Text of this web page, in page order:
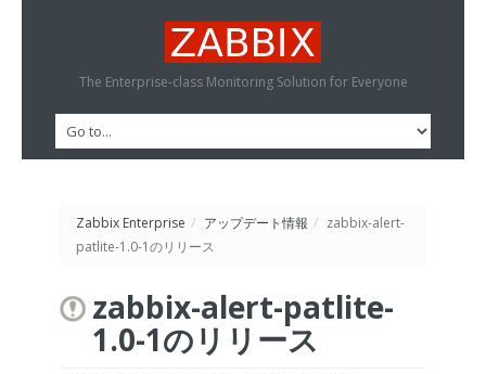
The Enterprise-class Monitoring Solution for Everyone
Zabbix Enterprise / アップデート情報 / zabbix-alert-
patlite-1.0-1のリリース
zabbix-alert-patlite-
1.0-1のリリース